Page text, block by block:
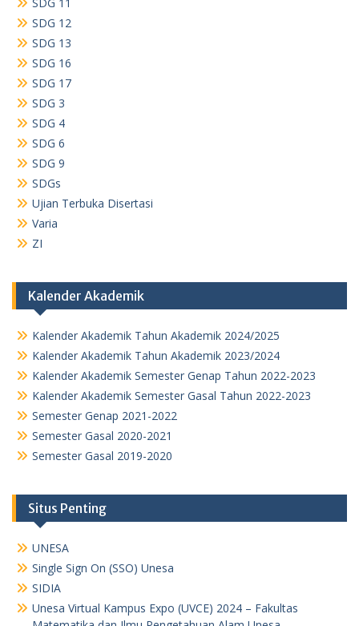
SDG 11
SDG 12
SDG 13
SDG 16
SDG 17
SDG 3
SDG 4
SDG 6
SDG 9
SDGs
Ujian Terbuka Disertasi
Varia
ZI
Kalender Akademik
Kalender Akademik Tahun Akademik 2024/2025
Kalender Akademik Tahun Akademik 2023/2024
Kalender Akademik Semester Genap Tahun 2022-2023
Kalender Akademik Semester Gasal Tahun 2022-2023
Semester Genap 2021-2022
Semester Gasal 2020-2021
Semester Gasal 2019-2020
Situs Penting
UNESA
Single Sign On (SSO) Unesa
SIDIA
Unesa Virtual Kampus Expo (UVCE) 2024 – Fakultas